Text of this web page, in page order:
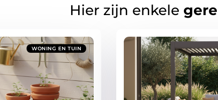
Hier zijn enkele
WONING EN TUIN